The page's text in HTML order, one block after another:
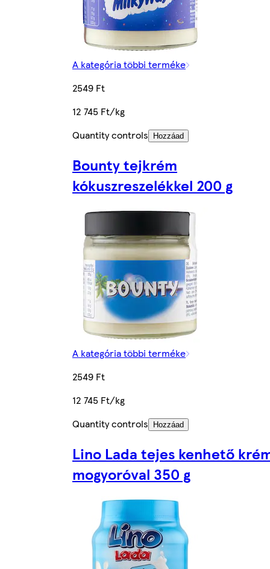
A kategória többi terméke
2549 Ft
12 745 Ft/kg
Quantity controls
Hozzáad
Bounty tejkrém
kókuszreszelékkel 200 g
A kategória többi terméke
2549 Ft
12 745 Ft/kg
Quantity controls
Hozzáad
Lino Lada tejes kenhető
mogyoróval 350 g